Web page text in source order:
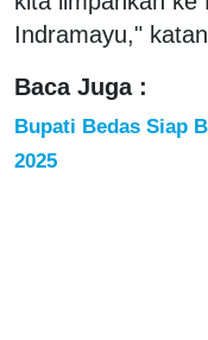
Indramayu,"
Baca Juga :
Bupati Bedas Siap
2025